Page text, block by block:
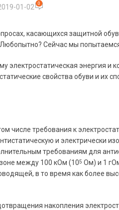
01-02 0
касающихся защитной
Сейчас мы
электростатическая энергия и
свойства обуви и их
числе требования к
и электрически
требованиям для
между 100 кОм (105 Ом) и 1
в то время как более
накопления